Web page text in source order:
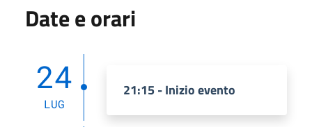
Date e orari
24
LUG
21:15 - Inizio evento